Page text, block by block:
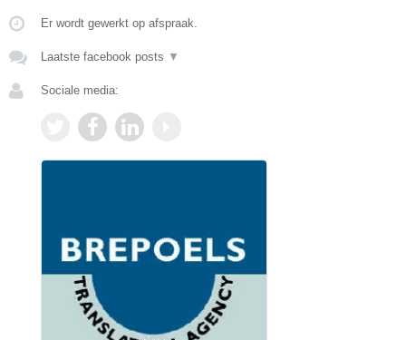
Er wordt gewerkt op afspraak.
Laatste facebook posts ▼
Sociale media: